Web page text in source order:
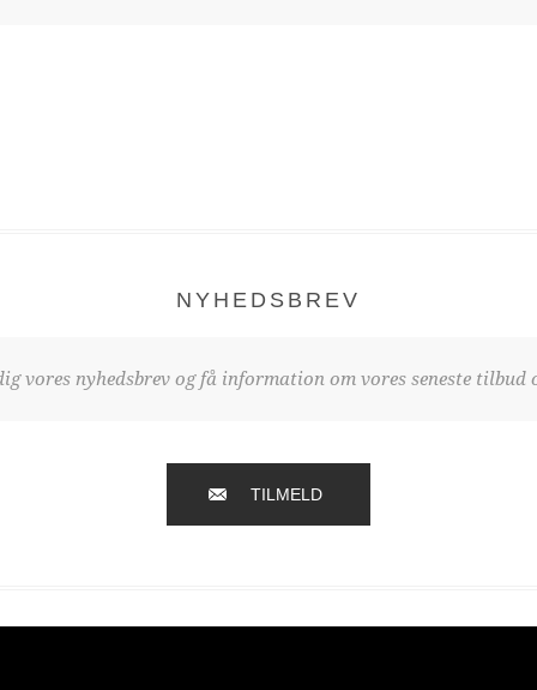
NYHEDSBREV
vores nyhedsbrev og få information om vores seneste tilbud
TILMELD